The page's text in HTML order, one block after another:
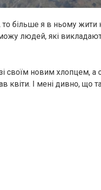
то більше я в ньому
людей, які
своїм новим хлопцем,
квіти. І мені дивно, що